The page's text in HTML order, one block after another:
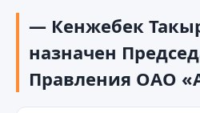
Новости
Академия
Члены и партнеры
Сотрудничество
Контакты
— Кенжебек
назначен
Правления ОАО